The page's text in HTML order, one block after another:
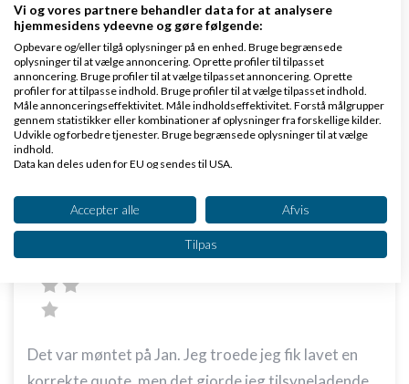
vh John H
Svar
Venligst John Hannover - Gode råd på Ivæksætter bloggen
Gloove.dkSkrevet10-10-2019kl. 22:47
Det var møntet på Jan. Jeg troede jeg fik lavet en
Vi og vores partnere behandler data for at analysere
hjemmesidens ydeevne og gøre følgende:
Opbevare og/eller tilgå oplysninger på en enhed. Bruge begrænsede
oplysninger til at vælge annoncering. Oprette profiler til tilpasset
annoncering. Bruge profiler til at vælge tilpasset annoncering. Oprette
profiler for at tilpasse indhold. Bruge profiler til at vælge tilpasset indhold.
Måle annonceringseffektivitet. Måle indholdseffektivitet. Forstå målgrupper
gennem statistikker eller kombinationer af oplysninger fra forskellige kilder.
Udvikle og forbedre tjenester. Bruge begrænsede oplysninger til at vælge
indhold.
Data kan deles uden for EU og sendes til USA.
Se partnerliste (2 IAB-leverandører)
Vi bruger dine data til følgende formål:
IAB's behandlingsformål:
Opbevare og/eller tilgå oplysninger på en
enhed
annoncering
Accepter alle Afvis
Tilpas